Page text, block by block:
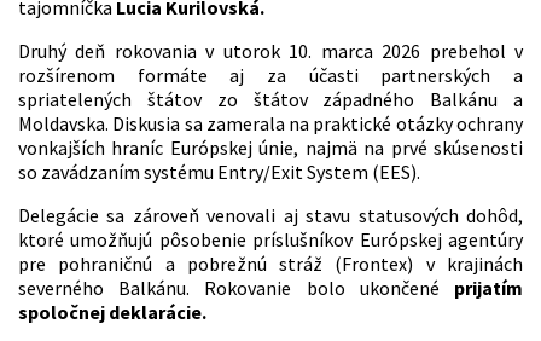
tajomníčka Lucia Kurilovská.
Druhý deň rokovania v utorok 10. marca 2026 prebehol v
rozšírenom formáte aj za účasti partnerských a
spriatelených štátov zo štátov západného Balkánu a
Moldavska. Diskusia sa zamerala na praktické otázky ochrany
vonkajších hraníc Európskej únie, najmä na prvé skúsenosti
so zavádzaním systému Entry/Exit System (EES).
Delegácie sa zároveň venovali aj stavu statusových dohôd,
ktoré umožňujú pôsobenie príslušníkov Európskej agentúry
pre pohraničnú a pobrežnú stráž (Frontex) v krajinách
severného Balkánu. Rokovanie bolo ukončené prijatím
spoločnej deklarácie.